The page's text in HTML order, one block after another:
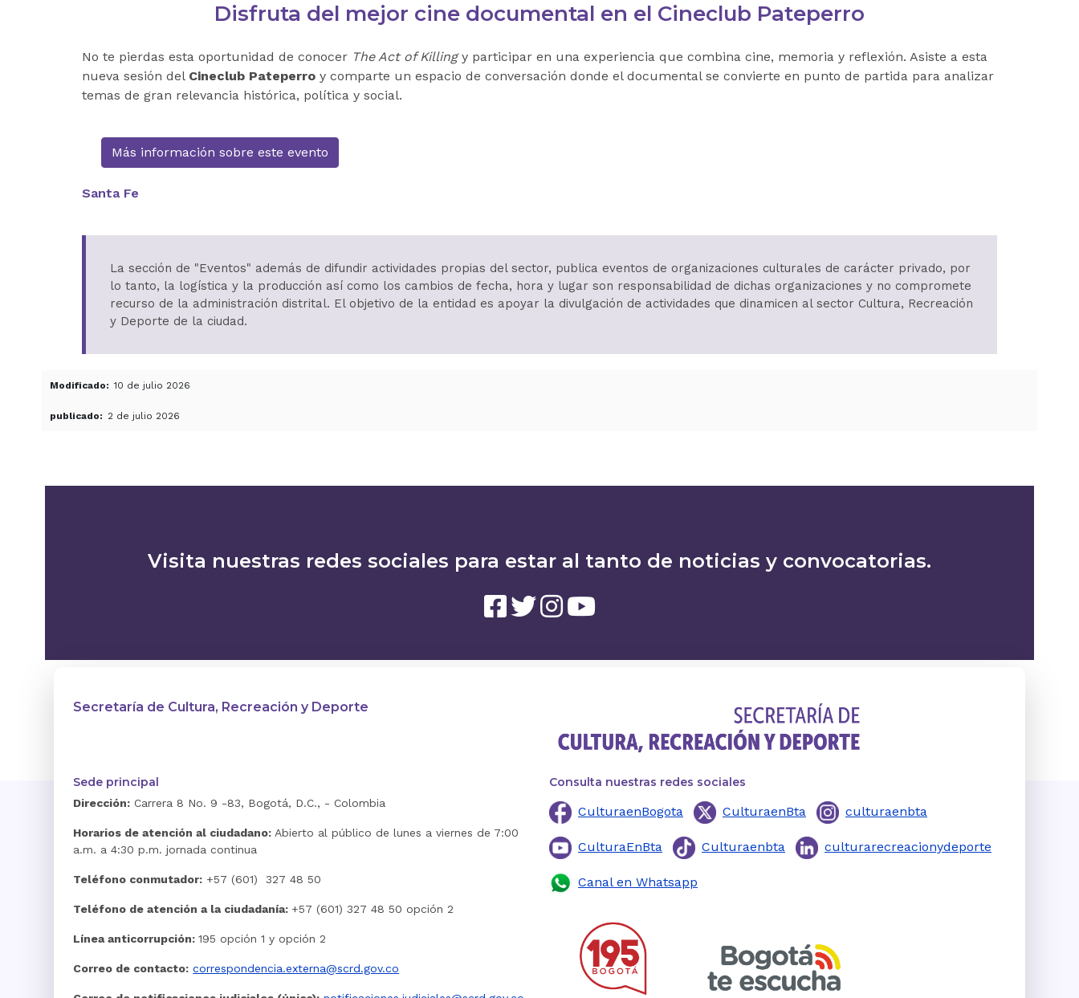
Disfruta del mejor cine documental en el Cineclub Pateperro
No te pierdas esta oportunidad de conocer The Act of Killingy participar en una experiencia que combina cine, memoria y reflexión. Asiste a esta
nueva sesión del Cineclub Pateperro y comparte un espacio de conversación donde el documental se convierte en punto de partida para analizar
temas de gran relevancia histórica, política y social.
Más información sobre este evento
Santa Fe
La sección de "Eventos" además de difundir actividades propias del sector, publica eventos de organizaciones culturales de carácter privado, por
lo tanto, la logística y la producción así como los cambios de fecha, hora y lugar son responsabilidad de dichas organizaciones y no compromete
recurso de la administración distrital. El objetivo de la entidad es apoyar la divulgación de actividades que dinamicen al sector Cultura, Recreación
y Deporte de la ciudad.
Modificado 10 de julio 2026
publicado 2 de julio 2026
Visita nuestras redes sociales para estar al tanto de noticias y convocatorias.
Secretaría de Cultura, Recreación y Deporte
Sede principal
Dirección: Carrera 8 No. 9 -83, Bogotá, D.C., - Colombia
Horarios de atención al ciudadano: Abierto al público de lunes a viernes de 7:00
a.m. a 4:30 p.m. jornada continua
Teléfono conmutador: +57 (601) 327 48 50
Teléfono de atención a la ciudadanía: +57 (601) 327 48 50 opción 2
Línea anticorrupción:195 opción 1 y opción 2
Correo de contacto: correspondencia.externa@scrd.gov.co
Consulta nuestras redes sociales
CulturaenBogota CulturaenBta culturaenbta
CulturaEnBta Culturaenbta culturarecreacionydeporte
Canal en Whatsapp